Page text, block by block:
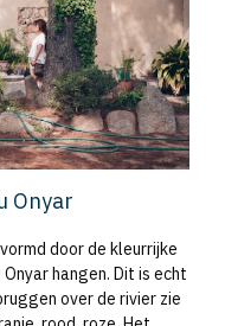
Onyar
door de kleurrijke
hangen. Dit is echt
over de rivier zie